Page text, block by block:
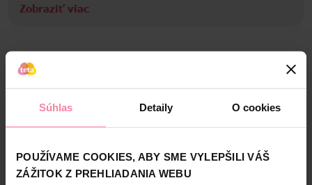
Súhlas Detaily O cookies
POUŽÍVAME COOKIES, ABY SME VYLEPŠILI VÁŠ
ZÁŽITOK Z PREHLIADANIA WEBU
večerov.
Glade® zahaľuje domácnosti do jemného závoja
magických vôní, ktoré v podobe osviežovačov vzduchu a
vonných sviečok prináša už od roku 1956. Všetky vône
obsahujú esenciálne oleje, ktoré navodia láskyplnú a
uvoľnenú atmosféru. Nie sú to len osviežovače vzduchu či
sviečky v nádhernom balení, Glade® vyrába emócie
domov sa premení na oázu pokoja a pohody. Nebráňte sa
a jednoducho podľahnite vôňam Glade®.
Informácie o výrobcovi
SC
Zobraziť viac
Zloženie
High-contrast mode
Alternatívne produkty